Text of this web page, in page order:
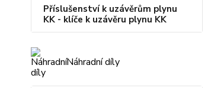
Příslušenství k uzávěrům plynu
KK - klíče k uzávěru plynu KK
Náhradní díly